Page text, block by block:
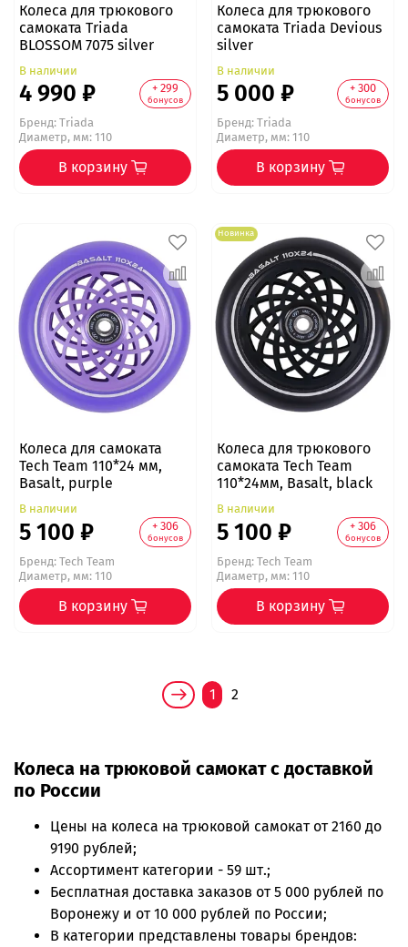
Колеса для трюкового
самоката Triada
BLOSSOM 7075 silver
В наличии
4 990 ₽ + 299
бонусов
Бренд:Triada
Диаметр, мм: 110
В корзину
Колеса для трюкового
самоката Triada Devious
silver
В наличии
5 000 ₽ + 300
бонусов
Бренд:Triada
Диаметр, мм: 110
В корзину
Колеса для самоката
Tech Team 110*24 мм,
Basalt, purple
В наличии
5 100 ₽ + 306
бонусов
Бренд:Tech Team
Диаметр, мм: 110
В корзину
Новинка
Колеса для трюкового
самоката Tech Team
110*24мм, Basalt, black
В наличии
5 100 ₽ + 306
бонусов
Бренд:Tech Team
Диаметр, мм: 110
В корзину
1 2
Колеса на трюковой самокат с доставкой
по России
Цены на колеса на трюковой самокатот 2160 до
9190 рублей;
Ассортимент категории - 59 шт.;
Бесплатная доставка заказов от 5 000 рублей по
Воронежу и от 10 000 рублей по России;
В категории представлены товары брендов: